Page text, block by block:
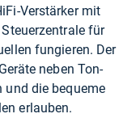
Verstärker mit
für
fungieren. Der
neben Ton-
und die bequeme
erlauben.